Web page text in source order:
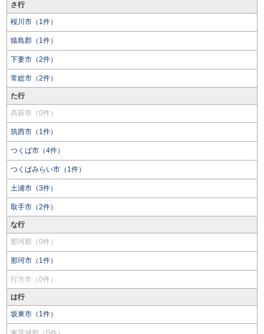
さ行
桜川市（1件）
猿島郡（1件）
下妻市（2件）
常総市（2件）
た行
高萩市（0件）
筑西市（1件）
つくば市（4件）
つくばみらい市（1件）
土浦市（3件）
取手市（2件）
な行
那珂郡（0件）
那珂市（1件）
行方市（0件）
は行
坂東市（1件）